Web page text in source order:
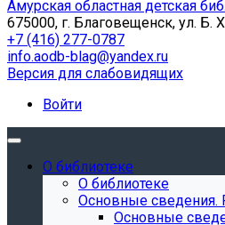
Амурская областная детская
675000, г. Благовещенск, ул. Б.
+7 (416) 277-0787
info.aodb-blag@yandex.ru
Версия для слабовидящих
Войти
О библиотеке
О библиотеке
Основные сведения.
Основные